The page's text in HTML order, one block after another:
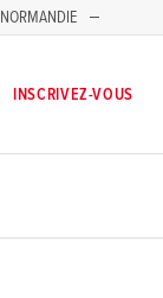
NORMANDIE
INSCRIVEZ-VOUS